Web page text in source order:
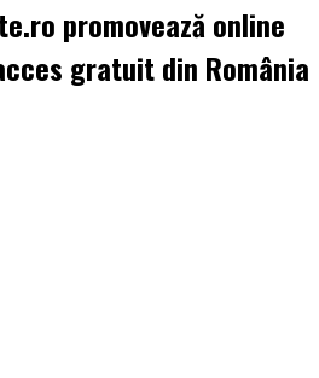
promovează online
gratuit din România